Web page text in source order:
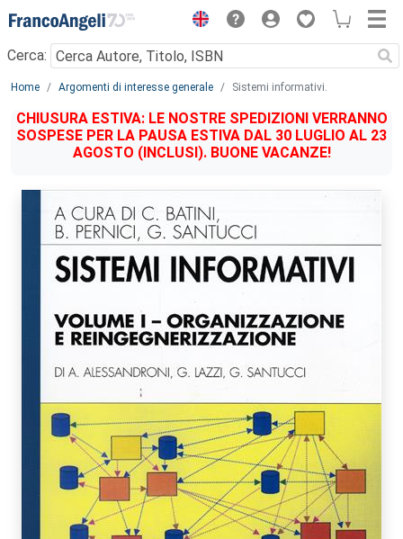
Menu
Cerca:
Main content
Home Argomenti di interesse generale Sistemi informativi.
CHIUSURA ESTIVA: LE NOSTRE SPEDIZIONI VERRANNO
SOSPESE PER LA PAUSA ESTIVA DAL 30 LUGLIO AL 23
AGOSTO (INCLUSI). BUONE VACANZE!